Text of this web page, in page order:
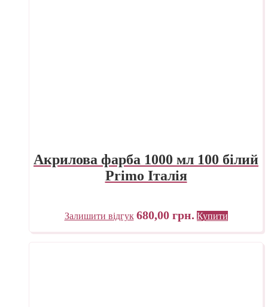
Акрилова фарба 1000 мл 100 білий
Primo Італія
Залишити відгук 680,00 грн. Купити